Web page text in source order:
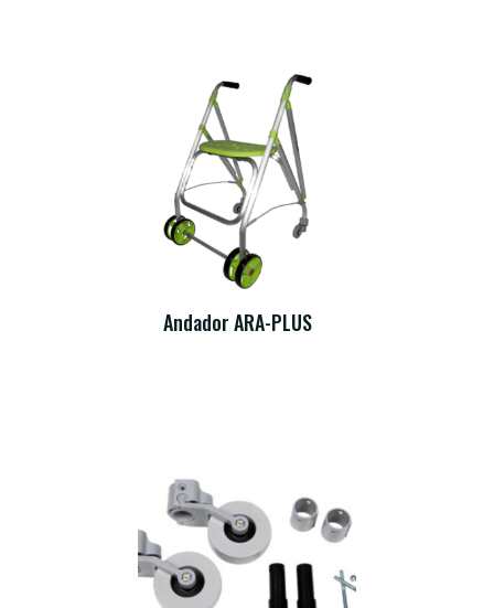
Andador ARA-PLUS